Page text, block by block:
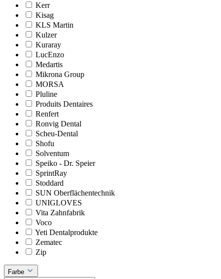
Kerr
Kisag
KLS Martin
Kulzer
Kuraray
LucEnzo
Medartis
Mikrona Group
MORSA
Pluline
Produits Dentaires
Renfert
Ronvig Dental
Scheu-Dental
Shofu
Solventum
Speiko - Dr. Speier
SprintRay
Stoddard
SUN Oberflächentechnik
UNIGLOVES
Vita Zahnfabrik
Voco
Yeti Dentalprodukte
Zematec
Zip
Farbe